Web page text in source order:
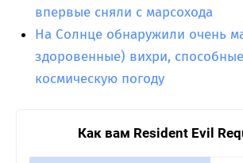
впервые сняли с марсохода
На Солнце обнаружили очень
здоровенные) вихри,
космическую погоду
Как вам Resident Evil